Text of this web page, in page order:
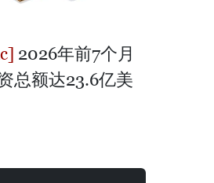
2026年前7个月
总额达23.6亿美